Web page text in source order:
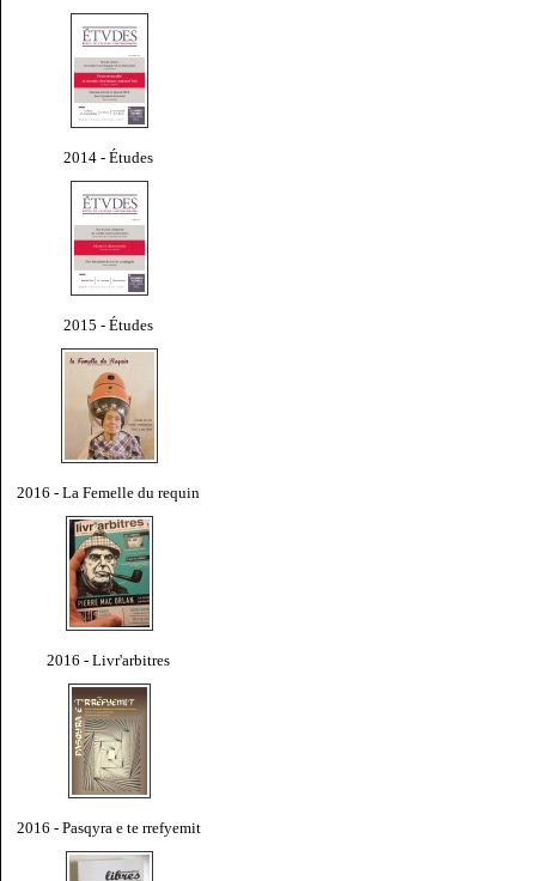
2014 - Études
2015 - Études
2016 - La Femelle du requin
2016 - Livr'arbitres
2016 - Pasqyra e te rrefyemit